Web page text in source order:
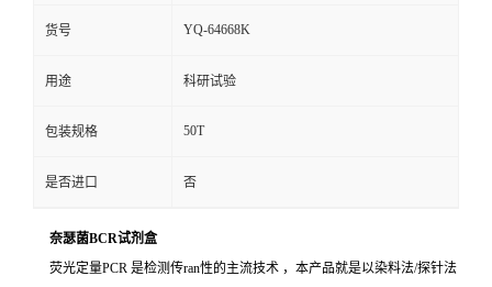
货号 YQ-64668K
用途 科研试验
包装规格 50T
是否进口 否
奈瑟菌BCR试剂盒
荧光定量PCR 是检测传ran性的主流技术 ，本产品就是以染料法/探针法